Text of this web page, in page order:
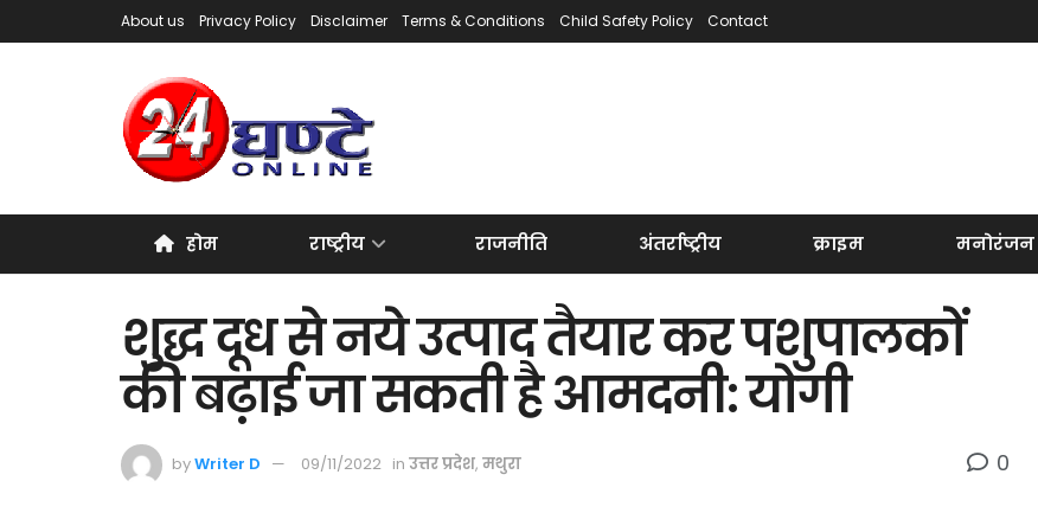
About us Privacy Policy Disclaimer Terms & Conditions Child Safety Policy Contact
होम राष्ट्रीय राजनीति अंतर्राष्ट्रीय क्राइम मनोरंजन
शुद्ध दूध से नये उत्पाद तैयार कर पशुपालकों
की बढ़ाई जा सकती है आमदनी: योगी
byWriter D 09/11/2022 in उत्तर प्रदेश, मथुरा 0